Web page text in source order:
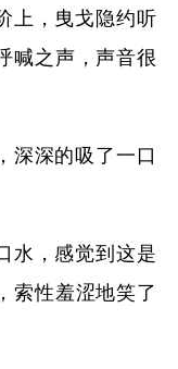
上，曳戈隐约听
喊之声，声音很
深深的吸了一口
水，感觉到这是
索性羞涩地笑了